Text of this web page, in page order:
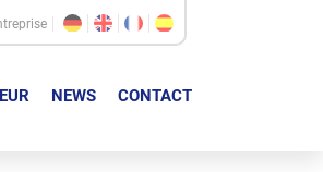
NEWS CONTACT